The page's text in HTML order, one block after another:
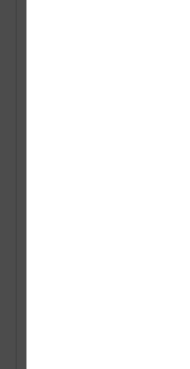
aroma’s rijker
gekozen om de
Dit zorgt voor
Bij rijping op